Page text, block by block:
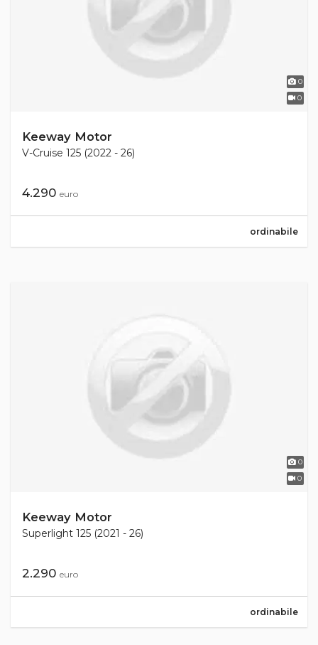
0
0
Keeway Motor
V-Cruise 125 (2022 - 26)
4.290 euro
ordinabile
0
0
Keeway Motor
Superlight 125 (2021 - 26)
2.290 euro
ordinabile